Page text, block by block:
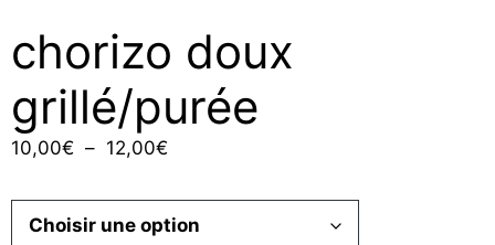
chorizo doux
grillé/purée
10,00€ – 12,00€
prix :
10,00€